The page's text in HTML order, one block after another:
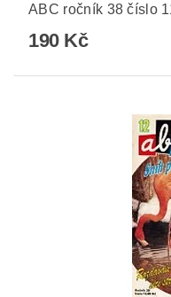
ABC ročník 38 číslo
190 Kč